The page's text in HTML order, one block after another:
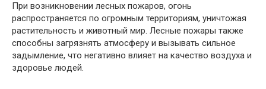
При возникновении лесных пожаров, огонь
распространяется по огромным территориям, уничтожая
растительность и животный мир. Лесные пожары также
способны загрязнять атмосферу и вызывать сильное
задымление, что негативно влияет на качество воздуха и
здоровье людей.